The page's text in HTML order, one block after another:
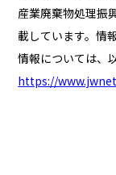
産業廃棄物処理振
載しています。情
情報については、
https://